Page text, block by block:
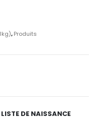
,Produits
DE NAISSANCE